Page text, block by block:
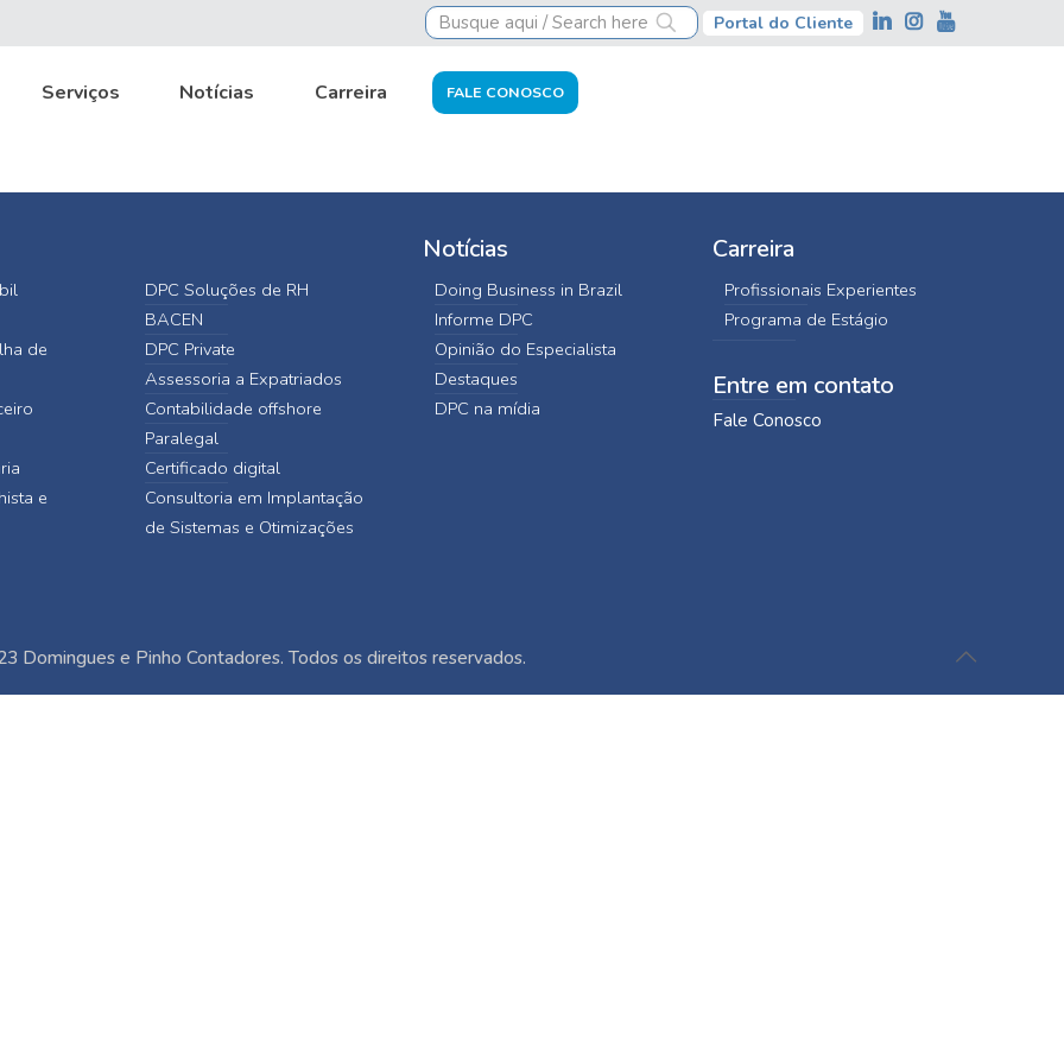
Portal do Cliente
Serviços Notícias Carreira FALE CONOSCO
de
e
DPC Soluções de RH
BACEN
DPC Private
Assessoria a Expatriados
Contabilidade offshore
Paralegal
Certificado digital
Consultoria em Implantação
de Sistemas e Otimizações
Notícias
Doing Business in Brazil
Informe DPC
Opinião do Especialista
Destaques
DPC na mídia
Carreira
Profissionais Experientes
Programa de Estágio
Entre em contato
Fale Conosco
Domingues e Pinho Contadores. Todos os direitos reservados.